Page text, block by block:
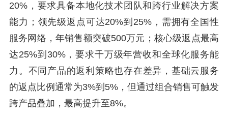
20%，要求具备本地化技术团队和跨行业解决方案
能力；领先级返点可达20%到25%，需拥有全国性
服务网络，年销售额突破500万元；核心级返点最高
达25%到30%，要求千万级年营收和全球化服务能
力。不同产品的返利策略也存在差异，基础云服务
的返点比例通常为3%到5%，但通过组合销售可触发
跨产品叠加，最高提升至8%。